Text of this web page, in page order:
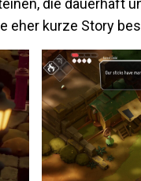
eher kurze Story